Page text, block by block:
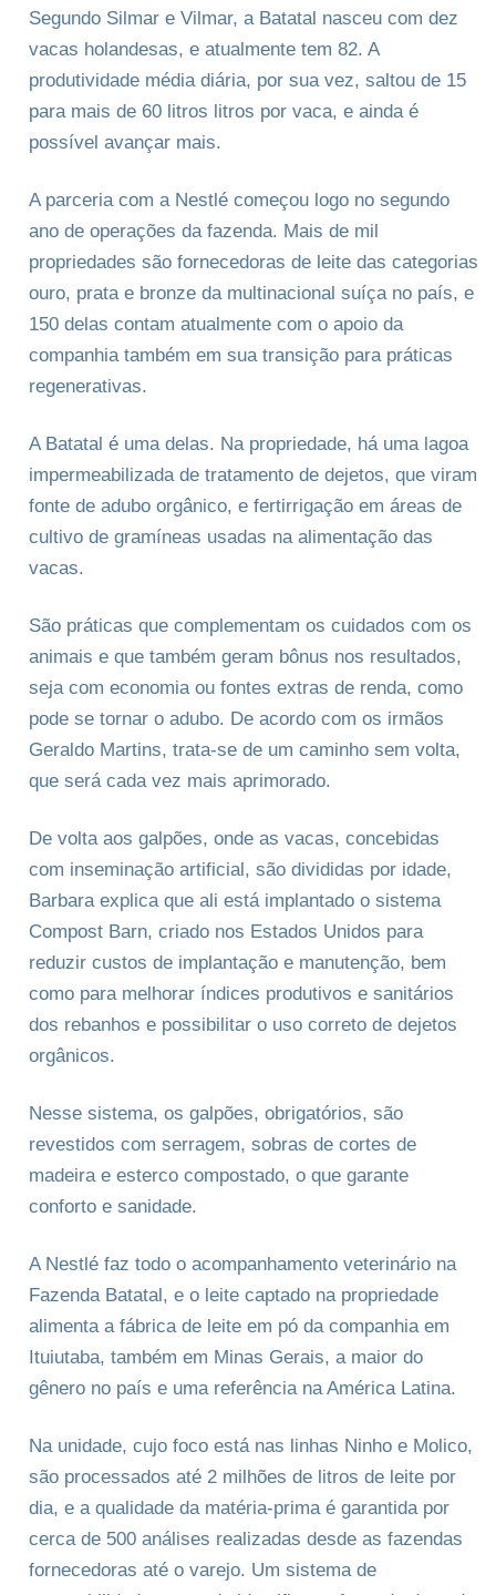
Segundo Silmar e Vilmar, a Batatal nasceu com dez
vacas holandesas, e atualmente tem 82. A
produtividade média diária, por sua vez, saltou de 15
para mais de 60 litros litros por vaca, e ainda é
possível avançar mais.
A parceria com a Nestlé começou logo no segundo
ano de operações da fazenda. Mais de mil
propriedades são fornecedoras de leite das categorias
ouro, prata e bronze da multinacional suíça no país, e
150 delas contam atualmente com o apoio da
companhia também em sua transição para práticas
regenerativas.
A Batatal é uma delas. Na propriedade, há uma lagoa
impermeabilizada de tratamento de dejetos, que viram
fonte de adubo orgânico, e fertirrigação em áreas de
cultivo de gramíneas usadas na alimentação das
vacas.
São práticas que complementam os cuidados com os
animais e que também geram bônus nos resultados,
seja com economia ou fontes extras de renda, como
pode se tornar o adubo. De acordo com os irmãos
Geraldo Martins, trata-se de um caminho sem volta,
que será cada vez mais aprimorado.
De volta aos galpões, onde as vacas, concebidas
com inseminação artificial, são divididas por idade,
Barbara explica que ali está implantado o sistema
Compost Barn, criado nos Estados Unidos para
reduzir custos de implantação e manutenção, bem
como para melhorar índices produtivos e sanitários
dos rebanhos e possibilitar o uso correto de dejetos
orgânicos.
Nesse sistema, os galpões, obrigatórios, são
revestidos com serragem, sobras de cortes de
madeira e esterco compostado, o que garante
conforto e sanidade.
A Nestlé faz todo o acompanhamento veterinário na
Fazenda Batatal, e o leite captado na propriedade
alimenta a fábrica de leite em pó da companhia em
Ituiutaba, também em Minas Gerais, a maior do
gênero no país e uma referência na América Latina.
Na unidade, cujo foco está nas linhas Ninho e Molico,
são processados até 2 milhões de litros de leite por
dia, e a qualidade da matéria-prima é garantida por
cerca de 500 análises realizadas desde as fazendas
fornecedoras até o varejo. Um sistema de